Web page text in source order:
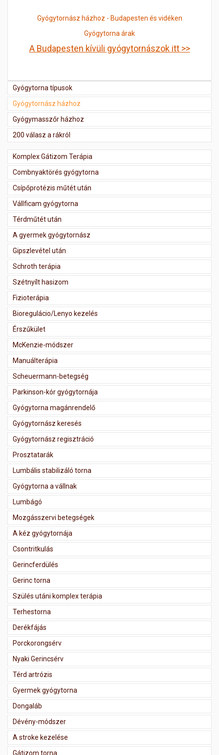
Gyógytornász házhoz - Budapesten és vidéken
Gyógytorna árak
A Budapesten kívüli gyógytornászok itt >>
Gyógytorna típusok
Gyógytornász házhoz
Gyógymasszőr házhoz
200 válasz a rákról
Komplex Gátizom Terápia
Combnyaktörés gyógytorna
Csípőprotézis műtét után
Vállficam gyógytorna
Térdműtét után
A gyermek gyógytornász
Gipszlevétel után
Schroth terápia
Szétnyílt hasizom
Fizioterápia
Bioregulácio/Lenyo kezelés
Érszűkület
McKenzie-módszer
Manuálterápia
Scheuermann-betegség
Parkinson-kór gyógytornája
Gyógytorna magánrendelő
Gyógytornász keresés
Gyógytornász regisztráció
Prosztatarák
Lumbális stabilizáló torna
Gyógytorna a vállnak
Lumbágó
Mozgásszervi betegségek
A kéz gyógytornája
Csontritkulás
Gerincferdülés
Gerinc torna
Szülés utáni komplex terápia
Terhestorna
Derékfájás
Porckorongsérv
Nyaki Gerincsérv
Térd artrózis
Gyermek gyógytorna
Dongaláb
Dévény-módszer
A stroke kezelése
Gátizom torna